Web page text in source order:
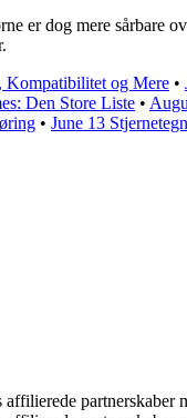
er dog mere sårbare
Kompatibilitet og Mere •
Den Store Liste •
• June 13
partnerskaber